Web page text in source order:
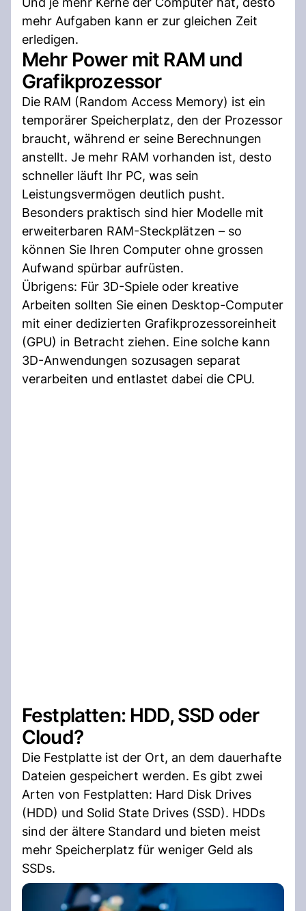
mehr Aufgaben kann er zur gleichen Zeit
erledigen.
Mehr Power mit RAM und
Grafikprozessor
Die RAM (Random Access Memory) ist ein
temporärer Speicherplatz, den der Prozessor
braucht, während er seine Berechnungen
anstellt. Je mehr RAM vorhanden ist, desto
schneller läuft Ihr PC, was sein
Leistungsvermögen deutlich pusht.
Besonders praktisch sind hier Modelle mit
erweiterbaren RAM-Steckplätzen – so
können Sie Ihren Computer ohne grossen
Aufwand spürbar aufrüsten.
Übrigens: Für 3D-Spiele oder kreative
Arbeiten sollten Sie einen Desktop-Computer
mit einer dedizierten Grafikprozessoreinheit
(GPU) in Betracht ziehen. Eine solche kann
3D-Anwendungen sozusagen separat
verarbeiten und entlastet dabei die CPU.
Festplatten: HDD, SSD oder
Cloud?
Die Festplatte ist der Ort, an dem dauerhafte
Dateien gespeichert werden. Es gibt zwei
Arten von Festplatten: Hard Disk Drives
(HDD) und Solid State Drives (SSD). HDDs
sind der ältere Standard und bieten meist
mehr Speicherplatz für weniger Geld als
SSDs.